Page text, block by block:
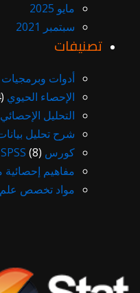
مايو 2025
سبتمبر 2021
تصنيفات
أدوات وبرمجيات
الإحصاء الحيوي (4)
التحليل
شرح تحليل
كورس SPSS (8)
مفاهيم
مواد تخصص علم